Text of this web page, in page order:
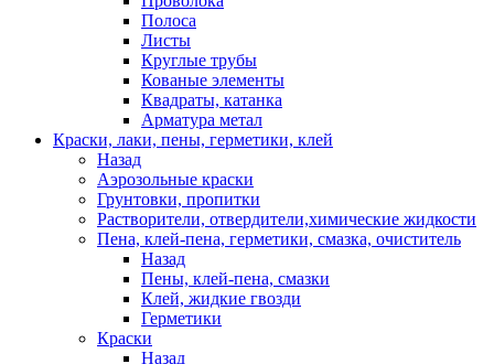
Полоса
Листы
Круглые трубы
Кованые элементы
Квадраты, катанка
Арматура метал
Краски, лаки, пены, герметики, клей
Назад
Аэрозольные краски
Грунтовки, пропитки
Растворители, отвердители,химические жидкости
Пена, клей-пена, герметики, смазка, очиститель
Назад
Пены, клей-пена, смазки
Клей, жидкие гвозди
Герметики
Краски
Назад